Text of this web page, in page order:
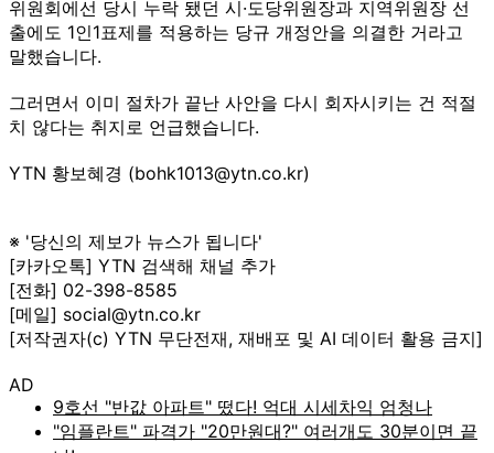
위원회에선 당시 누락 됐던 시·도당위원장과 지역위원장 선
출에도 1인1표제를 적용하는 당규 개정안을 의결한 거라고
말했습니다.
그러면서 이미 절차가 끝난 사안을 다시 회자시키는 건 적절
치 않다는 취지로 언급했습니다.
YTN 황보혜경 (bohk1013@ytn.co.kr)
※ '당신의 제보가 뉴스가 됩니다'
[카카오톡] YTN 검색해 채널 추가
[전화] 02-398-8585
[메일] social@ytn.co.kr
[저작권자(c) YTN 무단전재, 재배포 및 AI 데이터 활용 금지]
AD